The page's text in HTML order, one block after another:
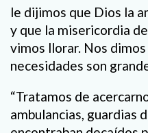
le dijimos que Dios la
y que la misericordia
vimos llorar. Nos
necesidades son
“Tratamos de
ambulancias, guardias